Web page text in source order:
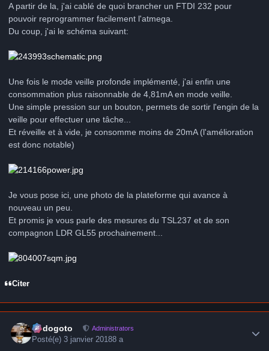
A partir de la, j'ai cablé de quoi brancher un FTDI 232 pour
pouvoir reprogrammer facilement l'atmega.
Du coup, j'ai le schéma suivant:
Une fois le mode veille profonde implémenté, j'ai enfin une
consommation plus raisonnable de 4,81mA en mode veille.
Une simple pression sur un bouton, permets de sortir l'engin de la
veille pour effectuer une tâche...
Et réveille et à vide, je consomme moins de 20mA (l'amélioration
est donc notable)
Je vous pose ici, une photo de la plateforme qui avance à
nouveau un peu.
Et promis je vous parle des mesures du TSL237 et de son
compagnon LDR GL55 prochainement...
Citer
frédogoto Administrators
Posté(e)3 janvier 20188 a